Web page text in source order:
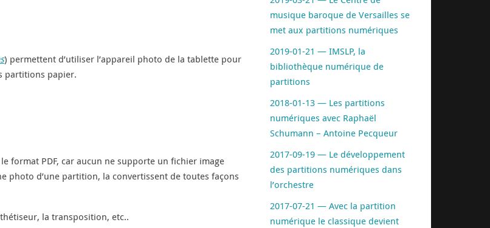
) permettent d’utiliser l’appareil photo de la tablette pour
partitions papier.
format PDF, car aucun ne supporte un fichier image
photo d’une partition, la convertissent de toutes façons
la transposition, etc..
musique baroque de Versailles se
met aux partitions numériques
2019-01-21 — IMSLP, la
bibliothèque numérique de
partitions
2018-01-13 — Les partitions
numériques avec Raphaël
Schumann – Antoine Pecqueur
2017-09-19 — Le développement
des partitions numériques dans
l’orchestre
2017-07-21 — Avec la partition
numérique le classique devient